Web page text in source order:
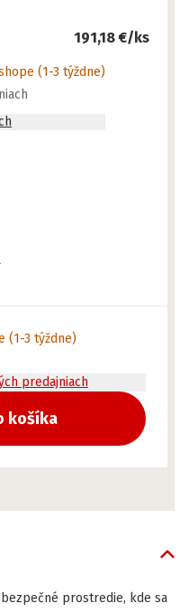
191,18 €/ks
(1-3 týždne)
košíka
(1-3 týždne)
predajniach
prostredie, kde sa